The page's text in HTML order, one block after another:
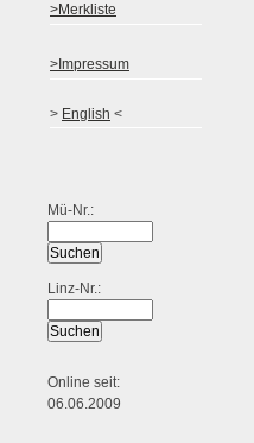
>Merkliste
>Impressum
> English <
Mü-Nr.:
Linz-Nr.:
Online seit:
06.06.2009